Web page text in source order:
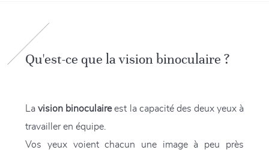
Qu'est-ce que la vision binoculaire ?
Lavision binoculaireest la capacité des deux yeux à
travailler en équipe.
Vos yeux voient chacun une image à peu près